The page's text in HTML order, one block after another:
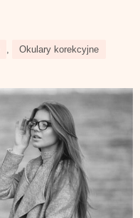
Okulary korekcyjne